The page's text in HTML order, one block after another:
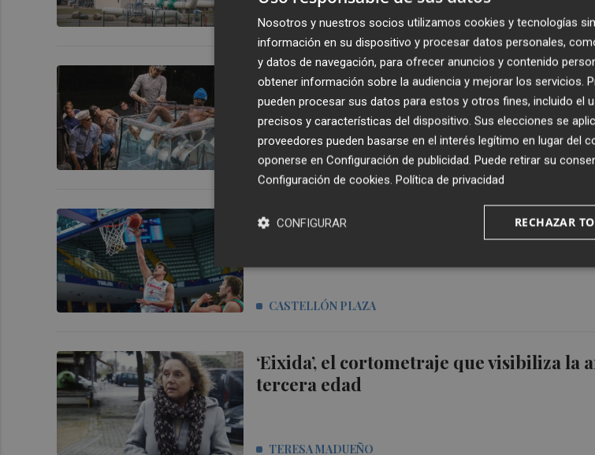
CASTELLÓN PLAZA
'Jackass Forever': el discreto encanto de
anormal con cincuenta y tantos años
ÁLVARO GONZÁLEZ
España tratará de seguir acumulando
CASTELLÓN PLAZA
‘Eixida’, el cortometraje que visibiliza la
tercera edad
TERESA MADUEÑO
Nosotros y nuestros socios utilizamos cookies y tecnologías
información en su dispositivo y procesar datos personales,
y datos de navegación, para ofrecer anuncios y contenido
obtener información sobre la audiencia y mejorar los servicios.
pueden procesar sus datos para estos y otros fines, incluido el
precisos y características del dispositivo. Sus elecciones se
proveedores pueden basarse en el interés legítimo en lugar del
oponerse en Configuración de publicidad. Puede retirar su
Configuración de cookies. Política de privacidad
RECHAZAR
CONFIGURAR